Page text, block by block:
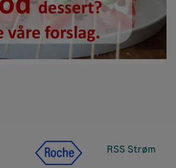
RSS Strøm